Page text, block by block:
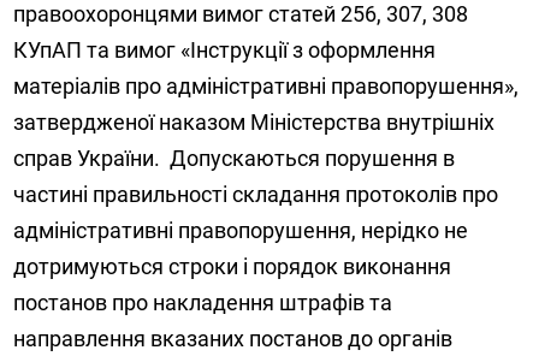
правоохоронцями вимог статей 256, 307, 308
КУпАП та вимог «Інструкції з оформлення
матеріалів про адміністративні правопорушення»,
затвердженої наказом Міністерства внутрішніх
справ України. Допускаються порушення в
частині правильності складання протоколів про
адміністративні правопорушення, нерідко не
дотримуються строки і порядок виконання
постанов про накладення штрафів та
направлення вказаних постанов до органів